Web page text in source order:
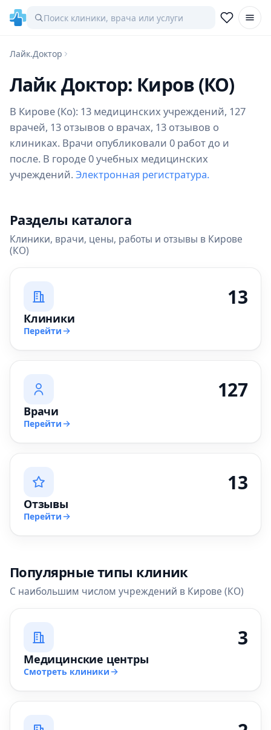
Лайк.Доктор
Лайк Доктор: Киров (КО)
В Кирове (Ко): 13 медицинских учреждений, 127
врачей, 13 отзывов о врачах, 13 отзывов о
клиниках. Врачи опубликовали 0 работ до и
после. В городе 0 учебных медицинских
учреждений. Электронная регистратура.
Разделы каталога
Клиники, врачи, цены, работы и отзывы в Кирове
(КО)
13
Клиники
Перейти
127
Врачи
Перейти
13
Отзывы
Перейти
Популярные типы клиник
С наибольшим числом учреждений в Кирове (КО)
3
Медицинские центры
Смотреть клиники